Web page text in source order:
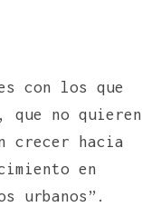
con los que
que no quieren
crecer hacia
en
urbanos”.